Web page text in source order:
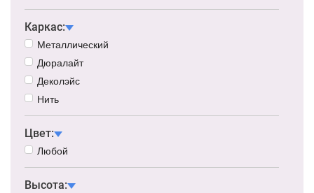
Каркас:
Металлический
Дюралайт
Деколэйс
Нить
Цвет:
Любой
Высота: